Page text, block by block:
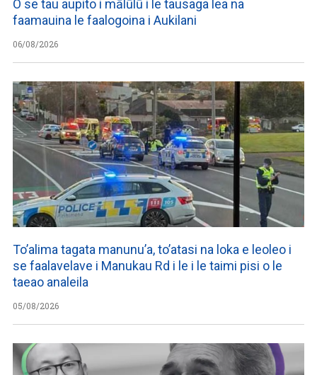
O se tau aupito i mālūlū i le tausaga lea na
faamauina le faalogoina i Aukilani
06/08/2026
To’alima tagata manunu’a, to’atasi na loka e leoleo i
se faalavelave i Manukau Rd i le i le taimi pisi o le
taeao analeila
05/08/2026